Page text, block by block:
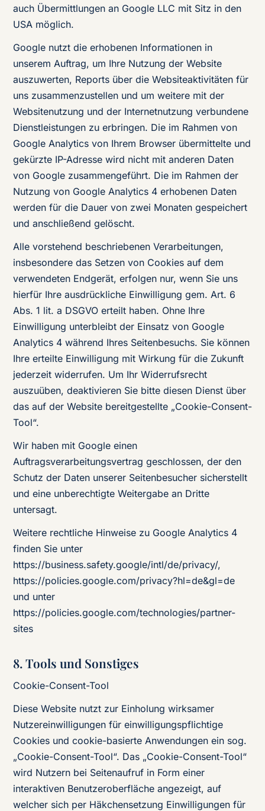
auch Übermittlungen an Google LLC mit Sitz in den
USA möglich.
Google nutzt die erhobenen Informationen in
unserem Auftrag, um Ihre Nutzung der Website
auszuwerten, Reports über die Websiteaktivitäten für
uns zusammenzustellen und um weitere mit der
Websitenutzung und der Internetnutzung verbundene
Dienstleistungen zu erbringen. Die im Rahmen von
Google Analytics von Ihrem Browser übermittelte und
gekürzte IP-Adresse wird nicht mit anderen Daten
von Google zusammengeführt. Die im Rahmen der
Nutzung von Google Analytics 4 erhobenen Daten
werden für die Dauer von zwei Monaten gespeichert
und anschließend gelöscht.
Alle vorstehend beschriebenen Verarbeitungen,
insbesondere das Setzen von Cookies auf dem
verwendeten Endgerät, erfolgen nur, wenn Sie uns
hierfür Ihre ausdrückliche Einwilligung gem. Art. 6
Abs. 1 lit. a DSGVO erteilt haben. Ohne Ihre
Einwilligung unterbleibt der Einsatz von Google
Analytics 4 während Ihres Seitenbesuchs. Sie können
Ihre erteilte Einwilligung mit Wirkung für die Zukunft
jederzeit widerrufen. Um Ihr Widerrufsrecht
auszuüben, deaktivieren Sie bitte diesen Dienst über
das auf der Website bereitgestellte „Cookie-Consent-
Tool“.
Wir haben mit Google einen
Auftragsverarbeitungsvertrag geschlossen, der den
Schutz der Daten unserer Seitenbesucher sicherstellt
und eine unberechtigte Weitergabe an Dritte
untersagt.
Weitere rechtliche Hinweise zu Google Analytics 4
finden Sie unter
https://business.safety.google/intl/de/privacy/,
https://policies.google.com/privacy?hl=de&gl=de
und unter
https://policies.google.com/technologies/partner-
sites
8. Tools und Sonstiges
Cookie-Consent-Tool
Diese Website nutzt zur Einholung wirksamer
Nutzereinwilligungen für einwilligungspflichtige
Cookies und cookie-basierte Anwendungen ein sog.
„Cookie-Consent-Tool“. Das „Cookie-Consent-Tool“
wird Nutzern bei Seitenaufruf in Form einer
interaktiven Benutzeroberfläche angezeigt, auf
welcher sich per Häkchensetzung Einwilligungen für